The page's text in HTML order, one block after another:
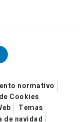
normativo
Cookies
Temas
de navidad